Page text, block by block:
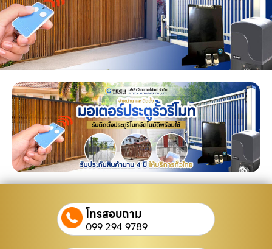
โทรสอบถาม
099 294 9789